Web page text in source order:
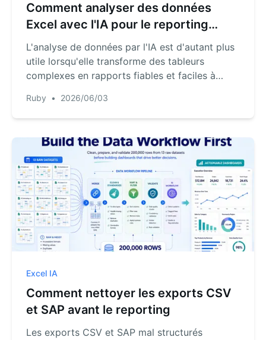
Comment analyser des données
Excel avec l'IA pour le reporting
d'entreprise
L'analyse de données par l'IA est d'autant plus
utile lorsqu'elle transforme des tableurs
complexes en rapports fiables et faciles à
pratique.
Ruby • 2026/06/03
Excel IA
Comment nettoyer les exports CSV
et SAP avant le reporting
Les exports CSV et SAP mal structurés